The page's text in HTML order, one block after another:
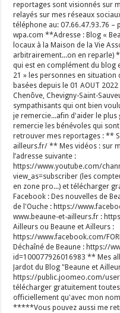
reportages sont visionnés sur
relayés sur mes réseaux
téléphone au: 07.66.47.93.76 –
wpa.com **Adresse : Blog «
locaux à la Maison de la Vie
arbitrairement...on en reparle)
qui est en complément du blog
21 » les personnes en
basées depuis le 01 AOUT
Chenôve, Chevigny-Saint-
sympathisants qui ont bien
je remercie...afin d'aider le
remercie les bénévoles qui
retrouver mes reportages : **
ailleurs.fr/ ** Mes vidéos : sur
l’adresse suivante :
https://www.youtube.com/
view_as=subscriber (les
en zone pro...) et télécharger
Facebook : Des nouvelles de
de l'Ouche : https://
www.beaune-et-ailleurs.fr :
Ailleurs ou Beaune et Ailleurs :
https://www.facebook.com/
Déchaîné de Beaune : https://
id=100077926016983 ** Mes
Jardot du Blog "Beaune et
https://public.joomeo.com/
télécharger gratuitement
officiellement qu'avec mon
*****Vous pouvez aussi me